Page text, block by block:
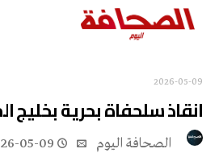
2026-05-09
انقاذ سلحفاة بحرية بخليج
05-09